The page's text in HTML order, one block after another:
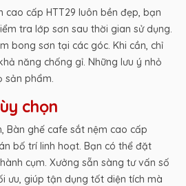
cao cấp HTT29 luôn bền đẹp, bạn
tra lớp sơn sau thời gian sử dụng.
bong sơn tại các góc. Khi cần, chỉ
năng chống gỉ. Những lưu ý nhỏ
phẩm.
chọn
Bàn ghế cafe sắt nệm cao cấp
bố trí linh hoạt. Bạn có thể đặt
cụm. Xưởng sẵn sàng tư vấn số
ưu, giúp tận dụng tốt diện tích mà